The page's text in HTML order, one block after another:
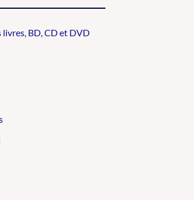
livres, BD, CD et DVD